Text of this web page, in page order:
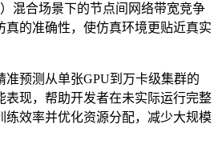
）混合场景下的节点间网络带宽竞争
真的准确性，使仿真环境更贴近真实
准预测从单张GPU到万卡级集群的
表现，帮助开发者在未实际运行完整
练效率并优化资源分配，减少大规模